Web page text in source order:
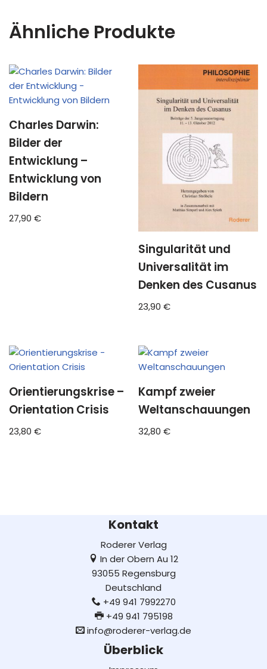
Ähnliche Produkte
Charles Darwin:
Bilder der
Entwicklung –
Entwicklung von
Bildern
27,90 €
Singularität und
Universalität im
Denken des Cusanus
23,90€
Orientierungskrise –
Orientation Crisis
23,80 €
Kampf zweier
Weltanschauungen
32,80€
Kontakt
Roderer Verlag
In der Obern Au 12
93055 Regensburg
Deutschland
+49 941 7992270
+49 941 795198
info@roderer-verlag.de
Überblick